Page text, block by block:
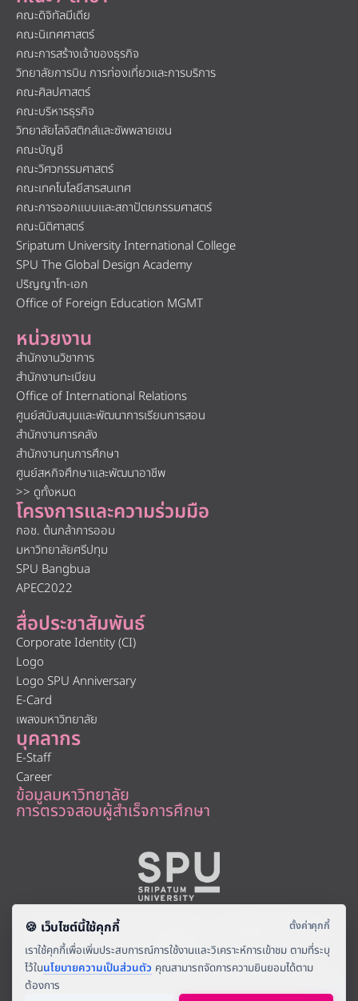
คณะดิจิทัลมีเดีย
คณะนิเทศศาสตร์
คณะการสร้างเจ้าของธุรกิจ
วิทยาลัยการบิน การท่องเที่ยวและการบริการ
คณะศิลปศาสตร์
คณะบริหารธุรกิจ
วิทยาลัยโลจิสติกส์และซัพพลายเชน
คณะบัญชี
คณะวิศวกรรมศาสตร์
คณะเทคโนโลยีสารสนเทศ
คณะการออกแบบและสถาปัตยกรรมศาสตร์
คณะนิติศาสตร์
Sripatum University International College
SPU The Global Design Academy
ปริญญาโท-เอก
Office of Foreign Education MGMT
หน่วยงาน
สำนักงานวิชาการ
สำนักงานทะเบียน
Office of International Relations
ศูนย์สนับสนุนและพัฒนาการเรียนการสอน
สำนักงานการคลัง
สำนักงานทุนการศึกษา
ศูนย์สหกิจศึกษาและพัฒนาอาชีพ
>> ดูทั้งหมด
โครงการและความร่วมมือ
กอช. ต้นกล้าการออม
มหาวิทยาลัยศรีปทุม
SPU Bangbua
APEC2022
สื่อประชาสัมพันธ์
Corporate Identity (CI)
Logo
Logo SPU Anniversary
E-Card
เพลงมหาวิทยาลัย
บุคลากร
E-Staff
Career
ข้อมูลมหาวิทยาลัย
การตรวจสอบผู้สำเร็จการศึกษา
About|Faculty |Job|
Contact
มหาวิทยาลัยศรีปทุม 2410/2 ถ.พหลโยธิน เขตจตุจักร กรุงเทพฯ 10900
Tel: (662) 558-6888 Fax: (662) 561 1721